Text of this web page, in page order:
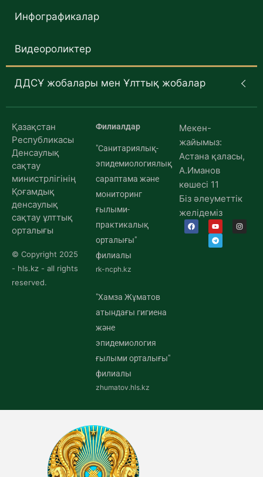
Инфографикалар
Видеороликтер
ДДСҰ жобалары мен Ұлттық жобалар
Қазақстан
Республикасы
Денсаулық
сақтау
министрлігінің
Қоғамдық
денсаулық
сақтау ұлттық
орталығы
© Copyright 2025
- hls.kz - all rights
reserved.
Филиалдар
"Санитариялық-
эпидемиологиялық
сараптама және
мониторинг
ғылыми-
практикалық
орталығы"
филиалы
rk-ncph.kz
"Хамза Жұматов
атындағы гигиена
және
эпидемиология
ғылыми орталығы"
филиалы
zhumatov.hls.kz
Мекен-
жайымыз:
Астана қаласы,
А.Иманов
көшесі 11
Біз әлеуметтік
желідеміз